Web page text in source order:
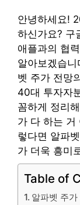
안녕하세요!
하신가요? 구
애플과의 협
알아보겠습
벳 주가 전망
40대 투자자
꼼하게 정리
가 다 하는 거
렇다면 알파
가 더욱 흥미
Table of
알파벳 주